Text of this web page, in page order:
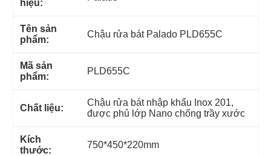
hiệu:
Tên sản
phẩm:
Chậu rửa bát Palado PLD655C
Mã sản
phẩm:
PLD655C
Chất liệu:
Chậu rửa bát nhập khẩu Inox 201,
được phủ lớp Nano chống trầy xước
Kích
thước:
750*450*220mm